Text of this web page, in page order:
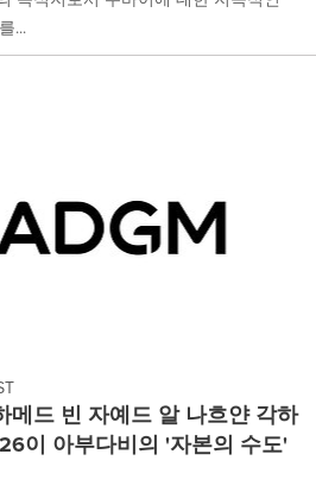
...
메드 빈 자예드 알 나흐얀 각하
이 아부다비의 '자본의 수도'